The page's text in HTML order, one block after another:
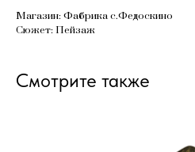
Магазин: Фабрика с.Федоскино
Сюжет: Пейзаж
Смотрите также